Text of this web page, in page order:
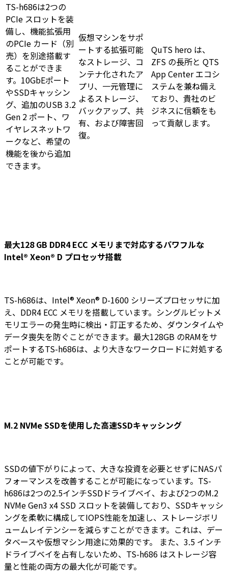
TS-h686は2つの
PCIe スロットを装
備し、機能拡張用
のPCIe カード（別
売）を別途搭載す
ることができま
す。10GbEポート
やSSDキャッシン
グ、追加のUSB 3.2
Gen 2 ポート、ワ
イヤレスネットワ
ークなど、希望の
機能を後から追加
できます。
仮想マシンをサポ
ートする拡張可能
なストレージ、コ
ンテナ化されたア
プリ、一元管理に
よるストレージ、
バックアップ、共
有、および障害回
復。
QuTS hero は、
ZFS の長所と QTS
App Center エコシ
ステムを兼ね備え
ており、貴社のビ
ジネスに信頼をも
って貢献します。
最大128 GB DDR4 ECC メモリまで対応するパワフルな
Intel® Xeon® D プロセッサ搭載
TS-h686は、Intel® Xeon® D-1600 シリーズプロセッサに加
え、DDR4 ECC メモリを搭載しています。シングルビットメ
モリエラーの発生時に検出・訂正するため、ダウンタイムや
データ喪失を防ぐことができます。最大128GB のRAMをサ
ポートするTS-h686は、より大きなワークロードに対処する
ことが可能です。
M.2 NVMe SSDを使用した高速SSDキャッシング
SSDの値下がりによって、大きな投資を必要とせずにNASパ
フォーマンスを改善することが可能になっています。TS-
h686は2つの2.5インチSSDドライブベイ、および2つのM.2
NVMe Gen3 x4 SSD スロットを装備しており、SSDキャッシ
ングを柔軟に構成してIOPS性能を加速し、ストレージボリ
ュームレイテンシーを減らすことができます。これは、デー
タベースや仮想マシン用途に効果的です。 また、3.5 インチ
ドライブベイを占有しないため、TS-h686 はストレージ容
量と性能の両方の最大化が可能です。